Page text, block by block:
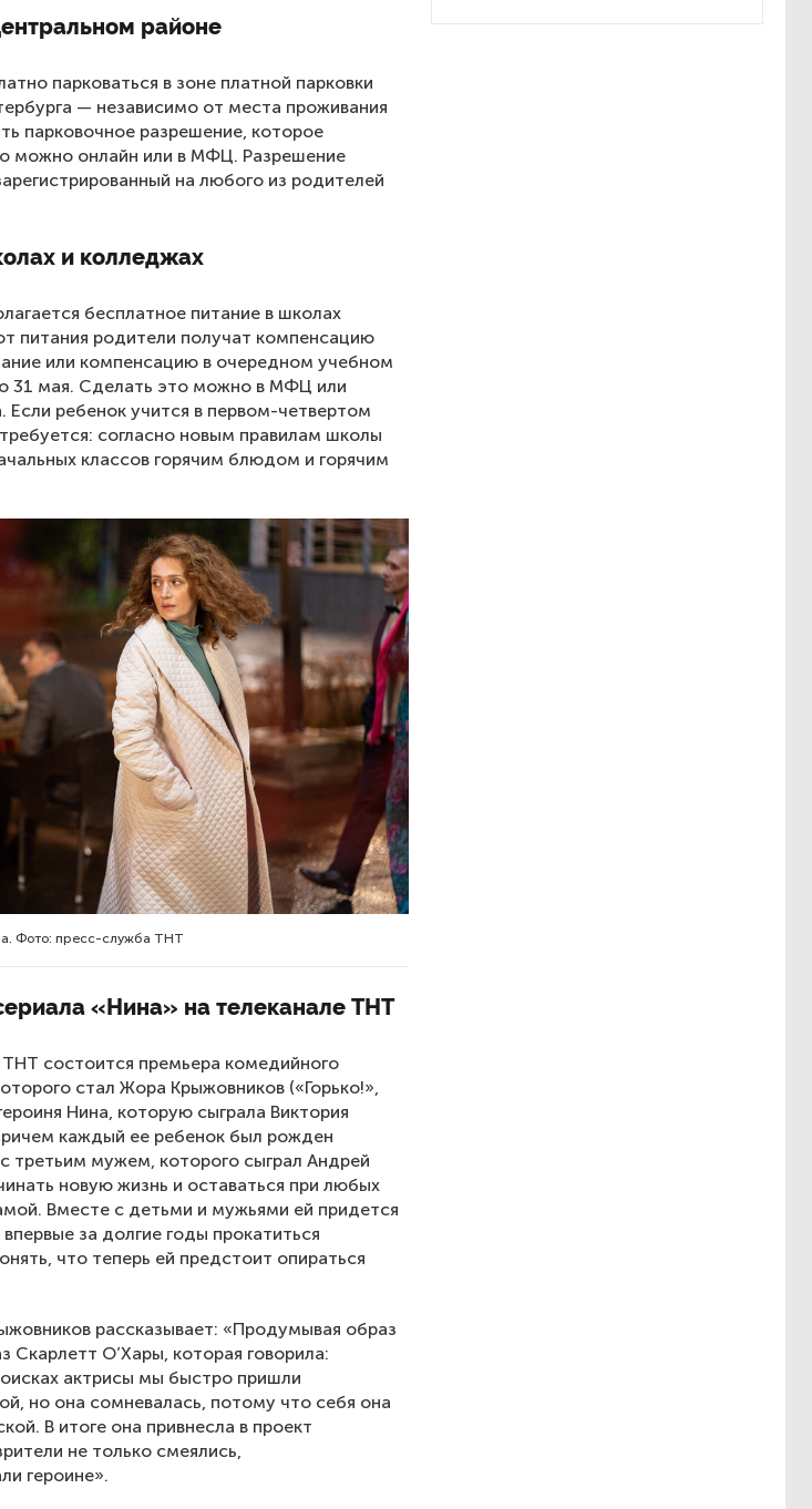
районе
парковаться в зоне платной парковки
— независимо от места проживания
парковочное разрешение, которое
можно онлайн или в МФЦ. Разрешение
на любого из родителей
и колледжах
бесплатное питание в школах
питания родители получат компенсацию
или компенсацию в очередном учебном
31 мая. Сделать это можно в МФЦ или
Если ребенок учится в первом-четвертом
согласно новым правилам школы
классов горячим блюдом и горячим
Фото: пресс-служба ТНТ
«Нина» на телеканале ТНТ
состоится премьера комедийного
стал Жора Крыжовников («Горько!»,
Нина, которую сыграла Виктория
каждый ее ребенок был рожден
третьим мужем, которого сыграл Андрей
новую жизнь и оставаться при любых
Вместе с детьми и мужьями ей придется
за долгие годы прокатиться
что теперь ей предстоит опираться
рассказывает: «Продумывая образ
Скарлетт О’Хары, которая говорила:
актрисы мы быстро пришли
но она сомневалась, потому что себя она
В итоге она привнесла в проект
не только смеялись,
героине».